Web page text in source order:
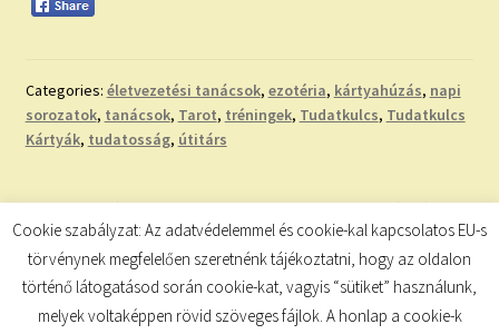
Categories: életvezetési tanácsok, ezotéria, kártyahúzás, napi
sorozatok, tanácsok, Tarot, tréningek, Tudatkulcs, Tudatkulcs
Kártyák, tudatosság, útitárs
Bejegyzés
navigáció
post:
post:
Cookie szabályzat: Az adatvédelemmel és cookie-kal kapcsolatos EU-s
törvénynek megfelelően szeretnénk tájékoztatni, hogy az oldalon
történő látogatásod során cookie-kat, vagyis “sütiket” használunk,
melyek voltaképpen rövid szöveges fájlok. A honlap a cookie-k